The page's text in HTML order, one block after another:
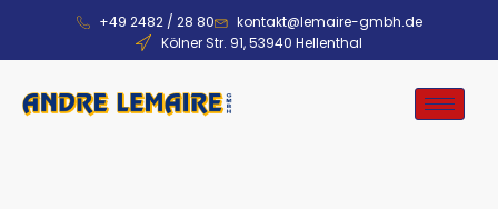
springen
+49 2482 / 28 80
kontakt@lemaire-gmbh.de
Kölner Str. 91, 53940 Hellenthal